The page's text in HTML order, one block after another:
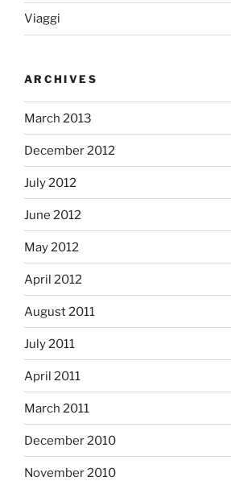
Viaggi
ARCHIVES
March 2013
December 2012
July 2012
June 2012
May 2012
April 2012
August 2011
July 2011
April 2011
March 2011
December 2010
November 2010